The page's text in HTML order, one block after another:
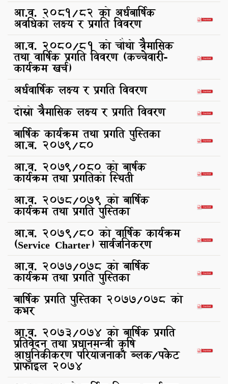
आ.व. 2081/82 को अर्धबार्षिक
अवधिको लक्ष्य र प्रगति विवरण
आ.व. २०८०/८१ को चौथो त्रैमासिक
तथा वार्षिक प्रगति विवरण (कच्चेवारी-
कार्यक्रम खर्च)
अर्धवार्षिक लक्ष्य र प्रगति विवरण
दोस्रो त्रैमासिक लक्ष्य र प्रगति विवरण
बार्षिक कार्यक्रम तथा प्रगति पुस्तिका
आ.ब. 2079/80
आ.व. 2079/080 को बार्षक
कार्यक्रम तथा प्रगतिको स्थिती
आ.व. २०७८/0७९ को बार्षिक
कार्यक्रम तथा प्रगति पुस्तिका
आ.ब. २०७९/८० को वार्षिक कार्यक्रम
(Service Charter) सार्वजनिकरण
आ.व. २०७७/०७८ को बार्षिक
कार्यक्रम तथा प्रगति पुस्तिका
बार्षिक प्रगति पुस्तिका २०७७/०७८ को
कभर
आ.व. २०७३/०७४ को बार्षिक प्रगति
प्रतिवेदन तथा प्रधानमन्त्री कृषि
आधुनिकीकरण परियोजनाको ब्लक/पकेट
प्रोफाइल २०७४